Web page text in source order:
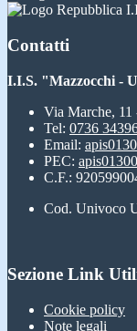
Contatti
I.I.S. "Mazzocchi -
Via Marche,
Tel: 0736
Email:
PEC:
C.F.:
Cod. Univoco
Sezione Link
Cookie policy
Note legali